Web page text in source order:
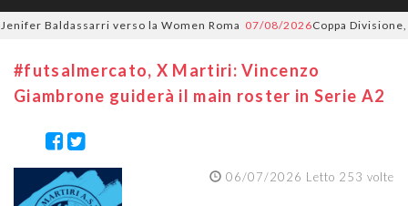
Baldassarri verso la Women Roma 07/08/2026Coppa Divisione, si
#futsalmercato, X Martiri: Vincenzo
Giambrone guiderà il main roster in Serie A2
06/07/2026 Letto 253 volte